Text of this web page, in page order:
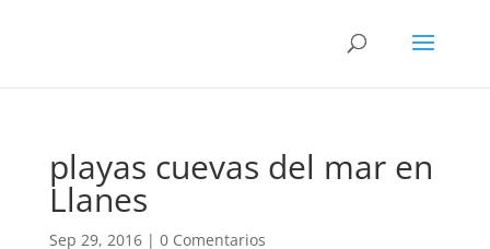
playas cuevas del mar en
Llanes
Sep 29, 2016| 0 Comentarios